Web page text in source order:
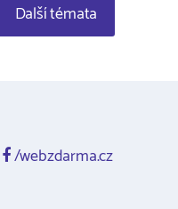
Další témata
/webzdarma.cz